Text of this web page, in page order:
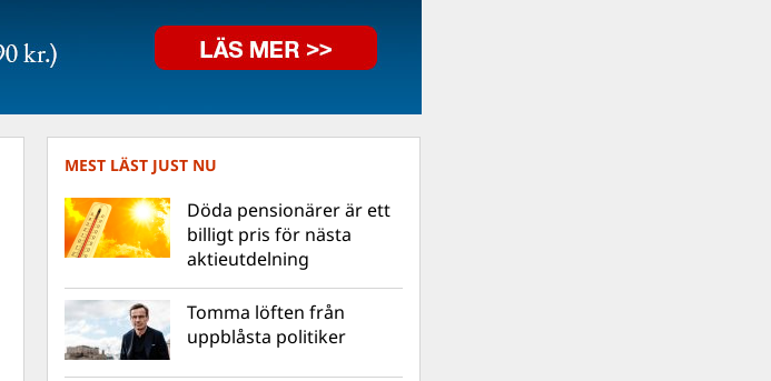
MEST LÄST JUST NU
Döda pensionärer är ett
billigt pris för nästa
aktieutdelning
Tomma löften från
uppblåsta politiker